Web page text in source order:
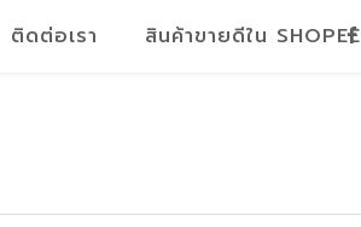
ติดต่อเรา สินค้าขายดีใน SHOPEE